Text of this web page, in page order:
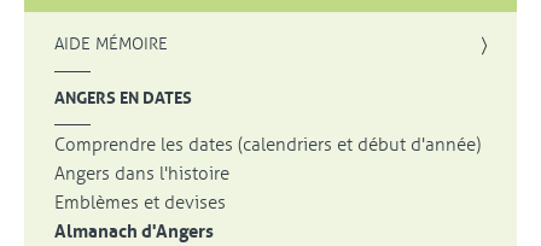
AIDE MÉMOIRE
ANGERS EN DATES
Comprendre les dates (calendriers et début d'année)
Angers dans l'histoire
Emblèmes et devises
Almanach d'Angers